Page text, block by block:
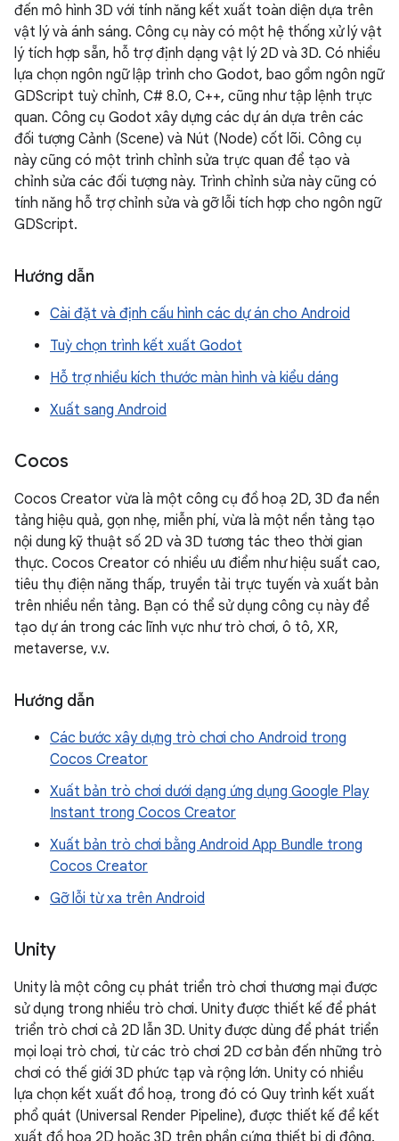
đến mô hình 3D với tính năng kết xuất toàn diện dựa trên
vật lý và ánh sáng. Công cụ này có một hệ thống xử lý vật
lý tích hợp sẵn, hỗ trợ định dạng vật lý 2D và 3D. Có nhiều
lựa chọn ngôn ngữ lập trình cho Godot, bao gồm ngôn ngữ
GDScript tuỳ chỉnh, C# 8.0, C++, cũng như tập lệnh trực
quan. Công cụ Godot xây dựng các dự án dựa trên các
đối tượng Cảnh (Scene) và Nút (Node) cốt lõi. Công cụ
này cũng có một trình chỉnh sửa trực quan để tạo và
chỉnh sửa các đối tượng này. Trình chỉnh sửa này cũng có
tính năng hỗ trợ chỉnh sửa và gỡ lỗi tích hợp cho ngôn ngữ
GDScript.
Hướng dẫn
Cài đặt và định cấu hình các dự án cho Android
Tuỳ chọn trình kết xuất Godot
Hỗ trợ nhiều kích thước màn hình và kiểu dáng
Xuất sang Android
Cocos
Cocos Creator vừa là một công cụ đồ hoạ 2D, 3D đa nền
tảng hiệu quả, gọn nhẹ, miễn phí, vừa là một nền tảng tạo
nội dung kỹ thuật số 2D và 3D tương tác theo thời gian
thực. Cocos Creator có nhiều ưu điểm như hiệu suất cao,
tiêu thụ điện năng thấp, truyền tải trực tuyến và xuất bản
trên nhiều nền tảng. Bạn có thể sử dụng công cụ này để
tạo dự án trong các lĩnh vực như trò chơi, ô tô, XR,
metaverse, v.v.
Hướng dẫn
Các bước xây dựng trò chơi cho Android trong
Cocos Creator
Xuất bản trò chơi dưới dạng ứng dụng Google Play
Instant trong Cocos Creator
Xuất bản trò chơi bằng Android App Bundle trong
Cocos Creator
Gỡ lỗi từ xa trên Android
Unity
Unity là một công cụ phát triển trò chơi thương mại được
sử dụng trong nhiều trò chơi. Unity được thiết kế để phát
triển trò chơi cả 2D lẫn 3D. Unity được dùng để phát triển
mọi loại trò chơi, từ các trò chơi 2D cơ bản đến những trò
chơi có thế giới 3D phức tạp và rộng lớn. Unity có nhiều
lựa chọn kết xuất đồ hoạ, trong đó có Quy trình kết xuất
phổ quát (Universal Render Pipeline), được thiết kế để kết